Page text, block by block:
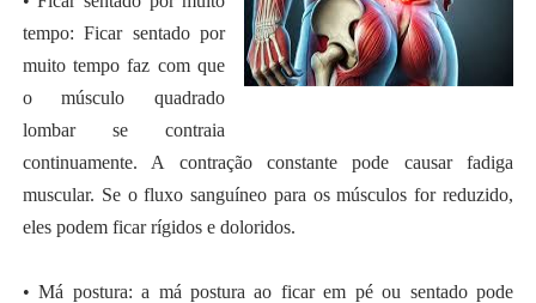
tempo: Ficar sentado por
muito tempo faz com que
o músculo quadrado
lombar se contraia
continuamente. A contração constante pode causar fadiga
muscular. Se o fluxo sanguíneo para os músculos for reduzido,
eles podem ficar rígidos e doloridos.
• Má postura: a má postura ao ficar em pé ou sentado pode